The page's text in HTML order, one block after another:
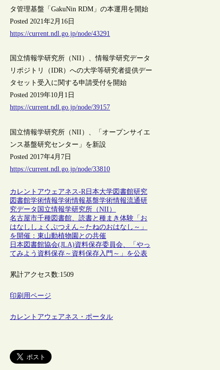
タ管理基盤「GakuNin RDM」の本運用を開始
Posted 2021年2月16日
https://current.ndl.go.jp/node/43291
国立情報学研究所（NII）、情報学研究データ
リポジトリ（IDR）への大学等研究者提供デー
タセット受入に関する申請受付を開始
Posted 2019年10月1日
https://current.ndl.go.jp/node/39157
国立情報学研究所（NII）、「オープンサイエ
ンス基盤研究センター」を新設
Posted 2017年4月7日
https://current.ndl.go.jp/node/33810
カレントアウェアネス-R 日本大学図書館研究
図書館学術情報学術情報基盤学術情報流通研
究データ 国立情報学研究所（NII）
名古屋市千種図書館、読書と種まき体験「お
はなししょくぶつえん～たねのおはなし～」
を開催：東山動植物園との共催
日本図書館協会(JLA)資料保存委員会、「やっ
てみよう資料保存～資料保存入門～」を公表
累計アクセス数:1509
印刷用ページ
カレントアウェアネス・ポータル